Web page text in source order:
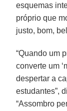
esquemas
próprio que
justo, bom,
“Quando um
converte um
despertar a
estudantes”,
“Assombro